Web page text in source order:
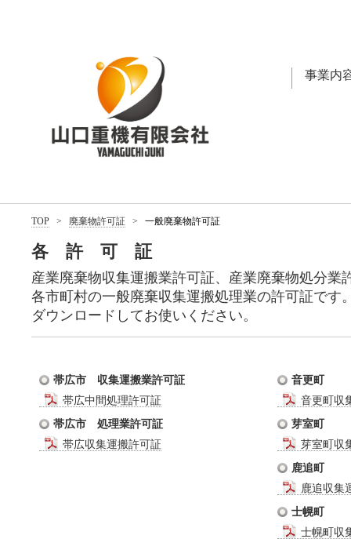
事業内
TOP > 廃棄物許可証 > 一般廃棄物許可証
各 許 可 証
産業廃棄物収集運搬業許可証、産業廃棄物処分業
各市町村の一般廃棄収集運搬処理業の許可証です
ダウンロードしてお使いください。
帯広市 収集運搬業許可証
帯広中間処理許可証
帯広市 処理業許可証
帯広収集運搬許可証
音更町
音更町収
芽室町
芽室町収
鹿追町
鹿追収集
士幌町
士幌町収